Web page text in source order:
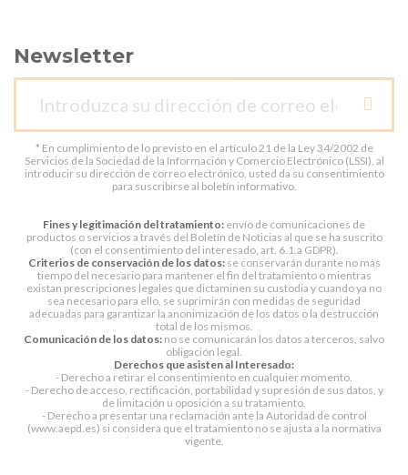
Newsletter
* En cumplimiento de lo previsto en el artículo 21 de la Ley 34/2002 de
Servicios de la Sociedad de la Información y Comercio Electrónico (LSSI), al
introducir su dirección de correo electrónico, usted da su consentimiento
para suscribirse al boletín informativo.
Fines y legitimación del tratamiento: envío de comunicaciones de
productos o servicios a través del Boletín de Noticias al que se ha suscrito
(con el consentimiento del interesado, art. 6.1.a GDPR).
Criterios de conservación de los datos:se conservarán durante no más
tiempo del necesario para mantener el fin del tratamiento o mientras
existan prescripciones legales que dictaminen su custodia y cuando ya no
sea necesario para ello, se suprimirán con medidas de seguridad
adecuadas para garantizar la anonimización de los datos o la destrucción
total de los mismos.
Comunicación de los datos: no se comunicarán los datos a terceros, salvo
obligación legal.
Derechos que asisten al Interesado:
- Derecho a retirar el consentimiento en cualquier momento.
- Derecho de acceso, rectificación, portabilidad y supresión de sus datos, y
de limitación u oposición a su tratamiento.
- Derecho a presentar una reclamación ante la Autoridad de control
(www.aepd.es) si considera que el tratamiento no se ajusta a la normativa
vigente.